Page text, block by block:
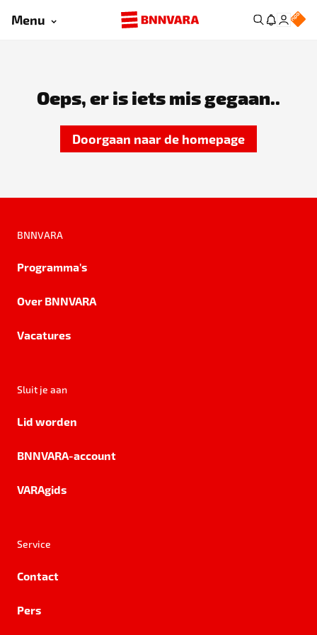
Menu
Oeps, er is iets mis gegaan..
Doorgaan naar de homepage
BNNVARA
Programma's
Over BNNVARA
Vacatures
Sluit je aan
Lid worden
BNNVARA-account
VARAgids
Service
Contact
Pers